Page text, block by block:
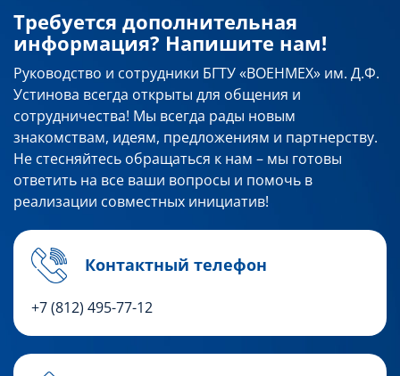
Требуется дополнительная
информация? Напишите нам!
Руководство и сотрудники БГТУ «ВОЕНМЕХ» им. Д.Ф.
Устинова всегда открыты для общения и
сотрудничества! Мы всегда рады новым
знакомствам, идеям, предложениям и партнерству.
Не стесняйтесь обращаться к нам – мы готовы
ответить на все ваши вопросы и помочь в
реализации совместных инициатив!
Контактный телефон
+7 (812) 495-77-12